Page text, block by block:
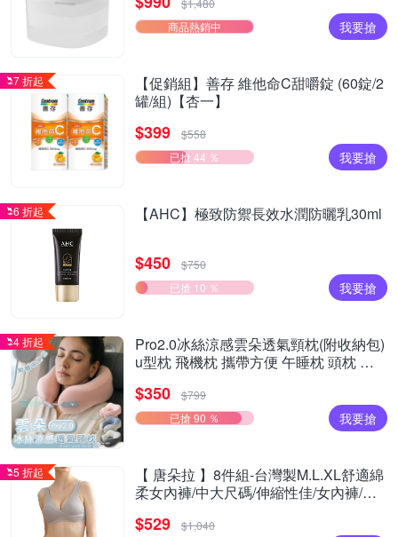
$1,480
商品熱銷中
我要搶
7 折起
【促銷組】善存 維他命C甜嚼錠 (60錠/2
罐/組)【杏一】
$399
$558
已搶 44 ％
我要搶
6 折起 【AHC】極致防禦長效水潤防曬乳30ml
$450
$750
已搶 10 ％
我要搶
4 折起
Pro2.0冰絲涼感雲朵透氣頸枕(附收納包)
u型枕 飛機枕 攜帶方便 午睡枕 頭枕 遠
$350
$799
已搶 90 ％
我要搶
5 折起
【 唐朵拉 】8件組-台灣製M.L.XL舒適綿
柔女內褲/中大尺碼/伸縮性佳/女內褲/居
$529
$1,040